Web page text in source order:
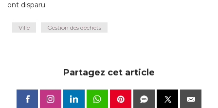
ont disparu.
Ville Gestion des déchets
Partagez cet article